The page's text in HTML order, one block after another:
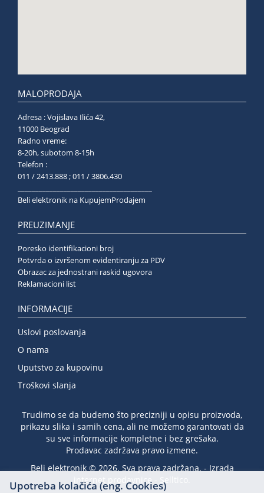
MALOPRODAJA
Adresa : Vojislava Ilića 42,
11000 Beograd
Radno vreme:
8-20h, subotom 8-15h
Telefon :
011 / 2413.888 ; 011 / 3806.430
Beli elektronik na KupujemProdajem
PREUZIMANJE
Poresko identifikacioni broj
Potvrda o izvršenom evidentiranju za PDV
Obrazac za jednostrani raskid ugovora
Reklamacioni list
INFORMACIJE
Uslovi poslovanja
O nama
Uputstvo za kupovinu
Troškovi slanja
Trudimo se da budemo što precizniji u opisu proizvoda,
prikazu slika i samih cena, ali ne možemo garantovati da
su sve informacije kompletne i bez grešaka.
Prodavac zadržava pravo izmene.
Beli elektronik © 2026. Sva prava zadržana. - Izrada
internet prodavnice
Selltico.
Upotreba kolačića (eng. Cookies)